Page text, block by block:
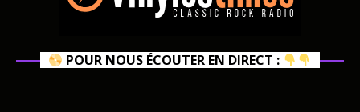
POUR NOUS ÉCOUTER EN DIRECT :